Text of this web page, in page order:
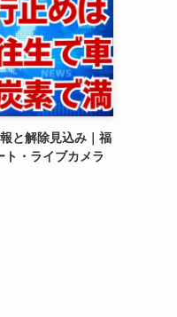
と解除見込み｜福
・ライブカメラ